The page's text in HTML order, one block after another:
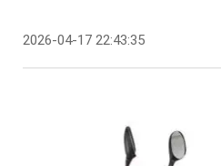
2026-04-17 22:43:35